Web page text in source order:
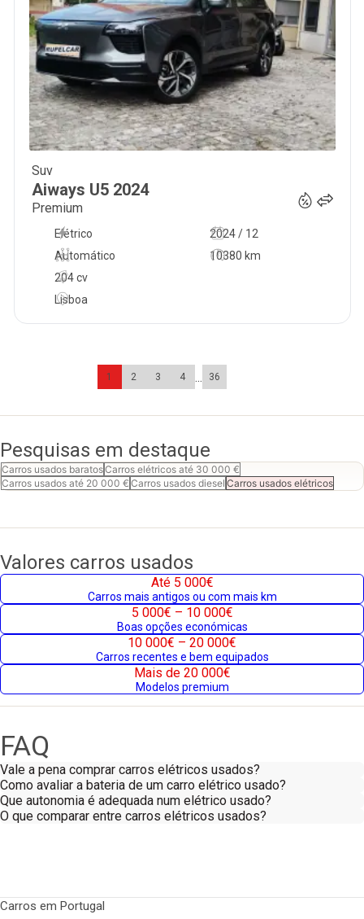
Suv
Aiways U5 2024
Premium
2024 / 12
Automático
10380 km
204 cv
Elétrico
Lisboa
1 2 3 4 ... 36
Pesquisas em destaque
Carros usados baratosCarros elétricos até 30 000 €
Carros usados até 20 000 € Carros usados diesel Carros usados elétricos
Valores carros usados
Até 5 000€
Carros mais antigos ou com mais km
5 000€ – 10 000€
Boas opções económicas
10 000€ – 20 000€
Carros recentes e bem equipados
Mais de 20 000€
Modelos premium
FAQ
Vale a pena comprar carros elétricos usados?
Como avaliar a bateria de um carro elétrico usado?
Que autonomia é adequada num elétrico usado?
O que comparar entre carros elétricos usados?
Carros em Portugal